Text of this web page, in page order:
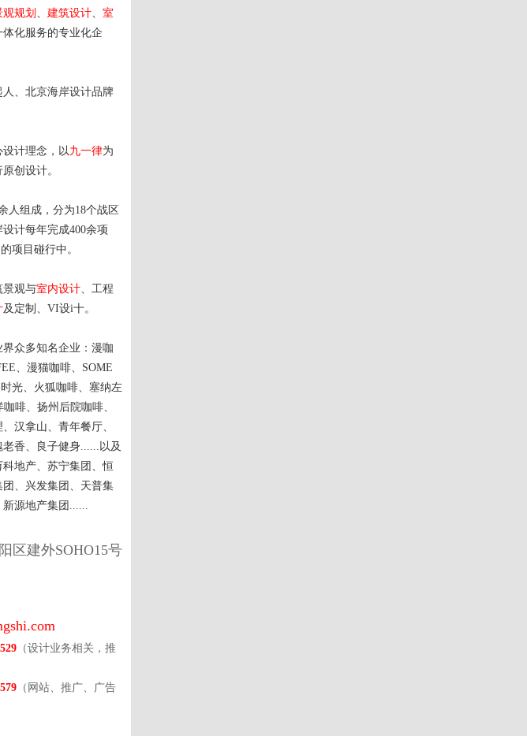
观规划 、 建筑设计、 室
化服务的专业化企
人、北京海岸设计品牌
设计理念，以九一律为
创设计。
人组成，分为18个战区
计每年完成400余项
项目碰行中。
景观与室内设计、工程
及定制、VI设i十。
众多知名企业：漫咖
、漫猫咖啡、SOME
光、火狐咖啡、塞纳左
啡、扬州后院咖啡、
汉拿山、青年餐厅、
香、良子健身......以及
地产、苏宁集团、恒
、兴发集团、天普集
源地产集团......
区建外SOHO15号
（设计业务相关，推
（网站、推广、广告